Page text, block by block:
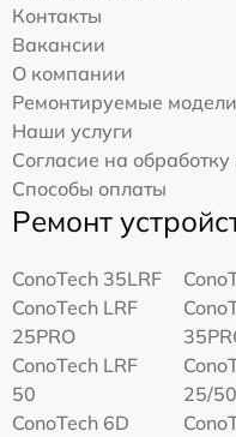
Контакты
Вакансии
О компании
Ремонтируемые модели
Наши услуги
Согласие на
Способы оплаты
Ремонт
ConoTech 35LRF
ConoTech LRF
25PRO
ConoTech LRF
50
25/50
ConoTech 6D